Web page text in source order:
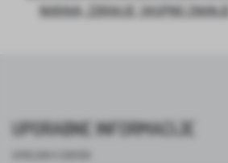
NARAVA, ZDRAVJE, SKUPNO ZNANJE
UPORABNE INFORMACIJE